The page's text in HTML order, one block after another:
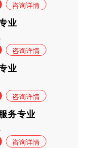
咨询详情
业
咨询详情
业
咨询详情
务专业
咨询详情